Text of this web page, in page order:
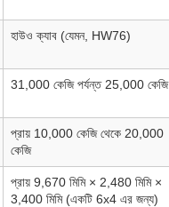
হাউও ক্যাব (যেমন, HW76)
31,000 কেজি পর্যন্ত 25,000 কেজি
প্রায় 10,000 কেজি থেকে 20,000
কেজি
প্রায় 9,670 মিমি × 2,480 মিমি ×
3,400 মিমি (একটি 6x4 এর জন্য)